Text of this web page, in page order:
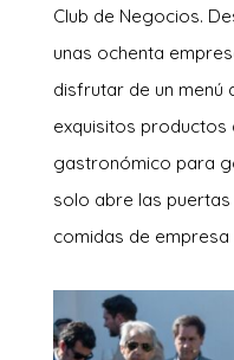
Club de Negocios.
unas ochenta
disfrutar de un menú
exquisitos productos
gastronómico para
solo abre las
comidas de